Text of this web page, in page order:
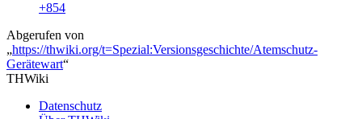
+854
Abgerufen von
„https://thwiki.org/t=Spezial:Versionsgeschichte/Atemschutz-
Gerätewart“
THWiki
Datenschutz